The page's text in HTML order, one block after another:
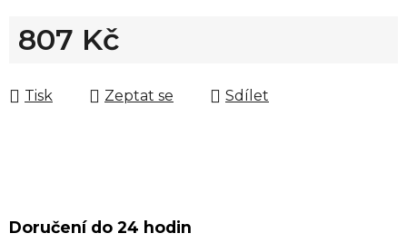
807 Kč
Tisk
Zeptat se Sdílet
Doručení do 24 hodin